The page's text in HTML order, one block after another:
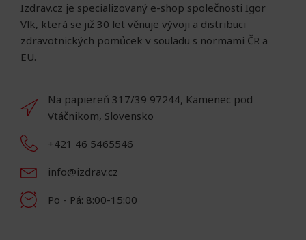
Izdrav.cz je specializovaný e-shop společnosti Igor
Vlk, která se již 30 let věnuje vývoji a distribuci
zdravotnických pomůcek v souladu s normami ČR a
EU.
Na papiereň 317/39 97244, Kamenec pod
Vtáčnikom, Slovensko
+421 46 5465546
info@izdrav.cz
Po - Pá: 8:00-15:00